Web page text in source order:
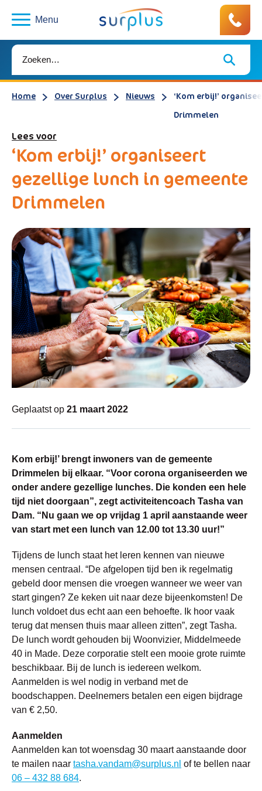
Menu
Home Over Surplus Nieuws
‘Kom erbij!’
Drimmelen
Lees voor
‘Kom erbij!’ organiseert
gezellige lunch in gemeente
Drimmelen
Geplaatst op 21 maart 2022
Kom erbij!’ brengt inwoners van de gemeente
Drimmelen bij elkaar. “Voor corona organiseerden we
onder andere gezellige lunches. Die konden een hele
tijd niet doorgaan”, zegt activiteitencoach Tasha van
Dam. “Nu gaan we op vrijdag 1 april aanstaande weer
van start met een lunch van 12.00 tot 13.30 uur!”
Tijdens de lunch staat het leren kennen van nieuwe
mensen centraal. “De afgelopen tijd ben ik regelmatig
gebeld door mensen die vroegen wanneer we weer van
start gingen? Ze keken uit naar deze bijeenkomsten! De
lunch voldoet dus echt aan een behoefte. Ik hoor vaak
terug dat mensen thuis maar alleen zitten”, zegt Tasha.
De lunch wordt gehouden bij Woonvizier, Middelmeede
40 in Made. Deze corporatie stelt een mooie grote ruimte
beschikbaar. Bij de lunch is iedereen welkom.
Aanmelden is wel nodig in verband met de
boodschappen. Deelnemers betalen een eigen bijdrage
van € 2,50.
Aanmelden
Aanmelden kan tot woensdag 30 maart aanstaande door
te mailen naar tasha.vandam@surplus.nl of te bellen naar
06 – 432 88 684.